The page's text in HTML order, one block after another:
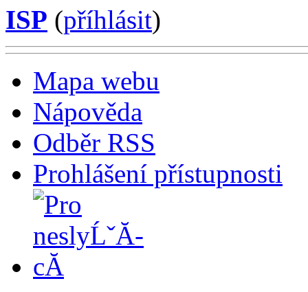
ISP (příhlásit)
Mapa webu
Nápověda
Odběr RSS
Prohlášení přístupnosti